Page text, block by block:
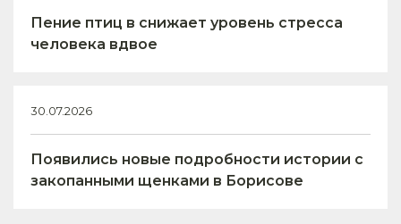
Пение птиц в снижает уровень стресса
человека вдвое
30.07.2026
Появились новые подробности истории с
закопанными щенками в Борисове